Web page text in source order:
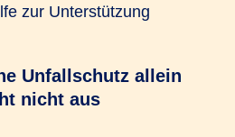
zur Unterstützung
Unfallschutz allein
nicht aus